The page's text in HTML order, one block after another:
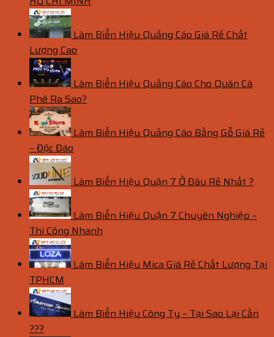
Làm Biển Hiệu Quảng Cáo Giá Rẻ Chất
Lượng Cao
Làm Biển Hiệu Quảng Cáo Cho Quán Cà
Phê Ra Sao?
Làm Biển Hiệu Quảng Cáo Bằng Gỗ Giá Rẻ
– Độc Đáo
Làm Biển Hiệu Quận 7 Ở Đâu Rẻ Nhất ?
Làm Biển Hiệu Quận 7 Chuyên Nghiệp –
Thi Công Nhanh
Làm Biển Hiệu Mica Giá Rẻ Chất Lượng Tại
TPHCM
Làm Biển Hiệu Công Ty – Tại Sao Lại Cần
???